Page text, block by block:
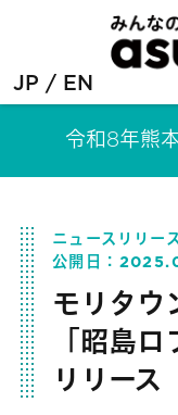
JP EN
令和8年熊
ニュースリリー
公開日：
モリタウ
「昭島
リリース